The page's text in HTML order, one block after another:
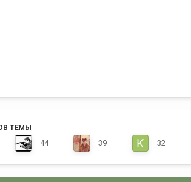
ТЕМЫ
44 39 32